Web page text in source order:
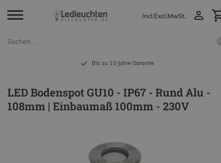
Incl.Excl.MwSt.
Bis zu 10 Jahre Garantie
LED Bodenspot GU10 - IP67 - Rund Alu -
108mm | Einbaumaß 100mm - 230V